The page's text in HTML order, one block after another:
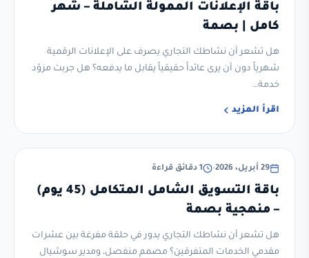
باقة الإعلانات الممولة الشاملة – شهر
كامل | بصمة
هل تشعر أن نشاطك التجاري يصرف على الإعلانات الرقمية
شهرياً دون أن يرى عائداً حقيقياً يقابل ما يدفعه؟ هل جربت مزوّد
خدمة…
اقرأ المزيد
29 أبريل، 2026 • 1 دقائق قراءة
باقة التسويق الشامل المتكامل (45 يوم)
– منهجية بصمة
هل تشعر أن نشاطك التجاري يدور في حلقة مفرغة بين عشرات
مقدمي الخدمات المتفرقين؟ مصمم منفصل، ومدير سوشيال